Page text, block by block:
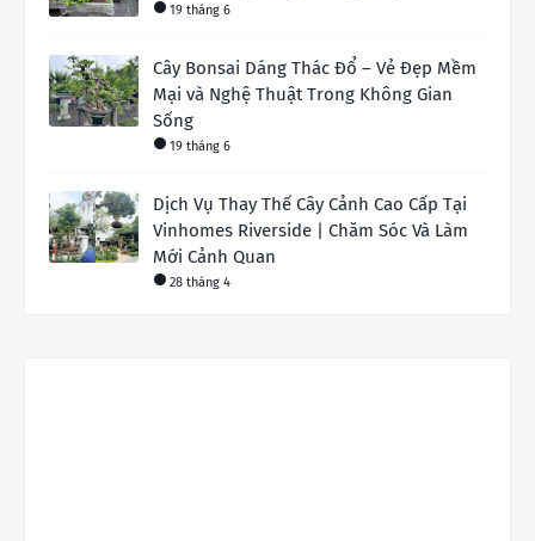
19 tháng 6
Cây Bonsai Dáng Thác Đổ – Vẻ Đẹp Mềm
Mại và Nghệ Thuật Trong Không Gian
Sống
19 tháng 6
Dịch Vụ Thay Thế Cây Cảnh Cao Cấp Tại
Vinhomes Riverside | Chăm Sóc Và Làm
Mới Cảnh Quan
28 tháng 4